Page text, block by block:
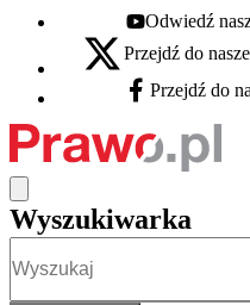
Youtube - otwiera
Odwiedź
X - otwiera się w nowej
Przejdź do
Facebook - otwiera
Przejdź do
Wyszukiwarka